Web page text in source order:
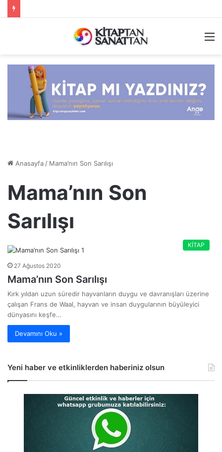
Anasayfa / Mama’nın Son Sarılışı
Mama’nın Son
Sarılışı
KİTAP
27 Ağustos 2020
Mama’nın Son Sarılışı
Kırk yıldan uzun süredir hayvanların duygu ve davranışları üzerine
çalışan Frans de Waal, hayvan ve insan duygularının büyüleyici
dünyasını keşfe…
Devamını Oku »
Yeni haber ve etkinliklerden haberiniz olsun